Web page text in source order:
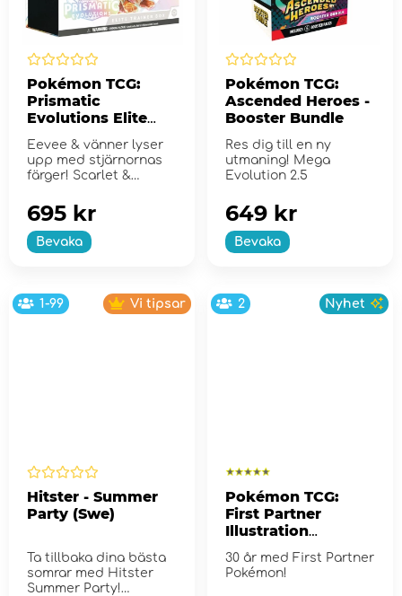
Pokémon TCG:
Prismatic
Evolutions Elite
Eevee & vänner lyser
upp med stjärnornas
färger! Scarlet &
Bevaka
695 kr
Pokémon TCG:
Ascended Heroes -
Booster Bundle
Res dig till en ny
utmaning! Mega
Evolution 2.5
Bevaka
649 kr
1-99 Vi tipsar
Hitster - Summer
Party (Swe)
Ta tillbaka dina bästa
somrar med Hitster
Summer Party!
2 Nyhet
Pokémon TCG:
First Partner
Illustration
Collection - Series
2
30 år med First Partner
Pokémon!